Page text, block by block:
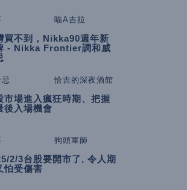
喵A吉拉
買不到，Nikka90週年新
- Nikka Frontier調和威
恰吉的深夜酒館
市場進入瘋狂時期、把握
後入場機會
狗頭軍師
2/3台股要開市了, 令人期
怕受傷害